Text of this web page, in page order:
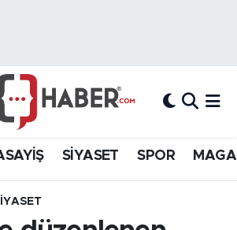
SİYASET SPOR
Durumu ve Fikstür